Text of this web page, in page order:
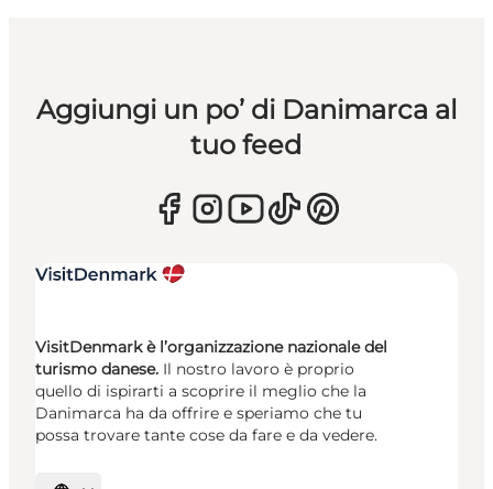
Aggiungi un po’ di Danimarca al
tuo feed
VisitDenmark è l’organizzazione nazionale del
turismo danese. Il nostro lavoro è proprio
quello di ispirarti a scoprire il meglio che la
Danimarca ha da offrire e speriamo che tu
possa trovare tante cose da fare e da vedere.